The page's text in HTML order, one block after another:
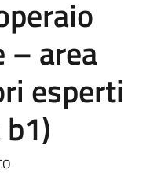
– area
esperti